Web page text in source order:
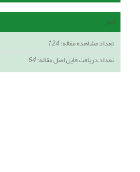
آمار
تعداد مشاهده مقاله:124
تعداد دریافت فایل اصل مقاله:64